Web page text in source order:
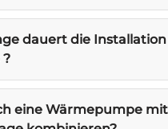
dauert die Installation
eine Wärmepumpe